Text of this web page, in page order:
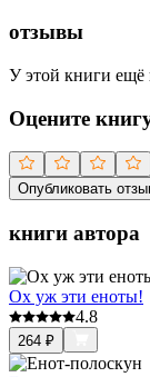
отзывы
У этой книги ещё
Оцените
Опубликовать
книги автора
Ох уж эти еноты!
4.8
264 ₽